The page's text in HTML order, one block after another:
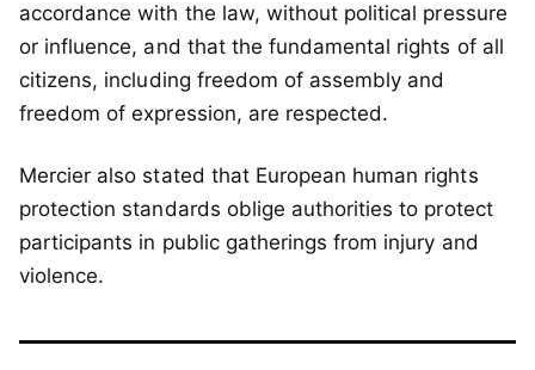
accordance with the law, without political pressure
or influence, and that the fundamental rights of all
citizens, including freedom of assembly and
freedom of expression, are respected.
Mercier also stated that European human rights
protection standards oblige authorities to protect
participants in public gatherings from injury and
violence.